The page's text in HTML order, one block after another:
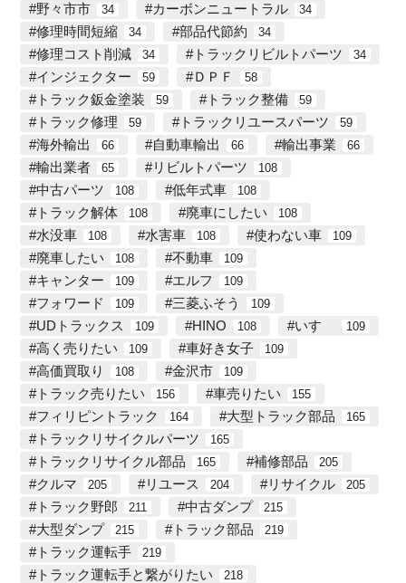
野々市市 34 カーボンニュートラル 34
修理時間短縮 34 部品代節約 34
修理コスト削減 34 トラックリビルトパーツ 34
インジェクター 59 ＤＰＦ 58
トラック鈑金塗装 59 トラック整備 59
トラック修理 59 トラックリユースパーツ 59
海外輸出 66 自動車輸出 66 輸出事業 66
輸出業者 65 リビルトパーツ 108
中古パーツ 108 低年式車 108
トラック解体 108 廃車にしたい 108
水没車 108 水害車 108 使わない車 109
廃車したい 108 不動車 109
キャンター 109 エルフ 109
フォワード 109 三菱ふそう 109
UDトラックス 109 HINO 108 いすゞ 109
高く売りたい 109 車好き女子 109
高価買取り 108 金沢市 109
トラック売りたい 156 車売りたい 155
フィリピントラック 164 大型トラック部品 165
トラックリサイクルパーツ 165
トラックリサイクル部品 165 補修部品 205
クルマ 205 リユース 204 リサイクル 205
トラック野郎 211 中古ダンプ 215
大型ダンプ 215 トラック部品 219
トラック運転手 219
トラック運転手と繋がりたい 218